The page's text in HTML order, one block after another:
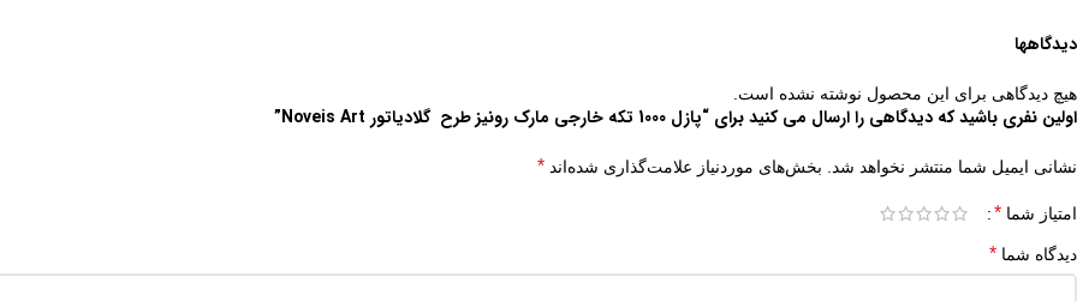
دیدگاهها
هیچ دیدگاهی برای این محصول نوشته نشده است.
اولین نفری باشید که دیدگاهی را ارسال می کنید برای “پازل 1000 تکه خارجی مارک رونیز طرح گلادیاتور Noveis Art”
نشانی ایمیل شما منتشر نخواهد شد. بخش‌های موردنیاز علامت‌گذاری شده‌اند *
امتیاز شما *
دیدگاه شما *